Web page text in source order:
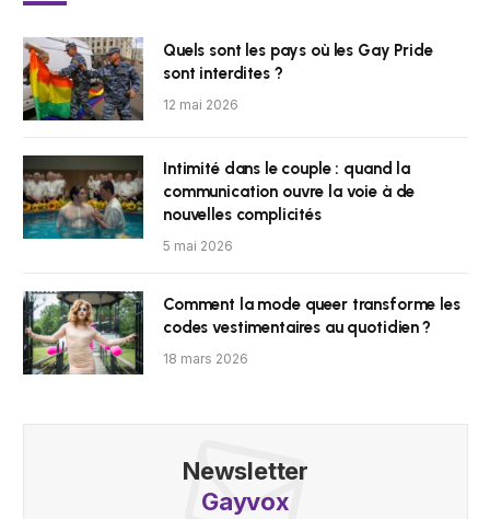
Quels sont les pays où les Gay Pride
sont interdites ?
12 mai 2026
Intimité dans le couple : quand la
communication ouvre la voie à de
nouvelles complicités
5 mai 2026
Comment la mode queer transforme les
codes vestimentaires au quotidien ?
18 mars 2026
Newsletter
Gayvox